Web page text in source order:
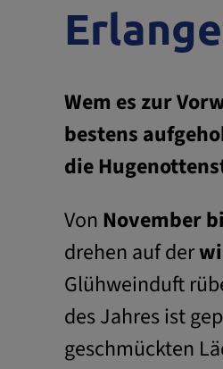
Wem es zur
bestens
die
Von November
drehen auf der
Glühweinduft
des Jahres ist
geschmückten